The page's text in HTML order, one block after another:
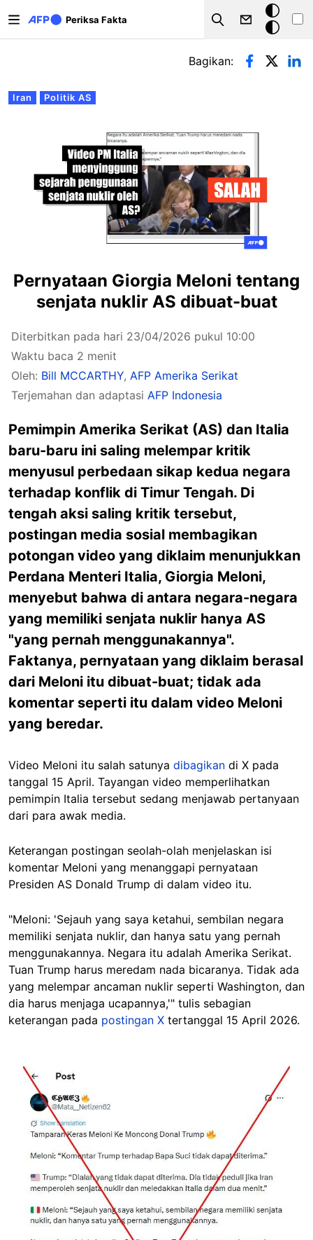
Periksa Fakta
Search
Mode
gelap
Tab primer
Iran Politik AS
Bagikan:
Pernyataan Giorgia Meloni tentang
senjata nuklir AS dibuat-buat
Diterbitkan pada hari 23/04/2026 pukul 10:00
Waktu baca 2 menit
Oleh: Bill MCCARTHY, AFP Amerika Serikat
Terjemahan dan adaptasi AFP Indonesia
Pemimpin Amerika Serikat (AS) dan Italia
baru-baru ini saling melempar kritik
menyusul perbedaan sikap kedua negara
terhadap konflik di Timur Tengah. Di
tengah aksi saling kritik tersebut,
postingan media sosial membagikan
potongan video yang diklaim menunjukkan
Perdana Menteri Italia, Giorgia Meloni,
menyebut bahwa di antara negara-negara
yang memiliki senjata nuklir hanya AS
"yang pernah menggunakannya".
Faktanya, pernyataan yang diklaim berasal
dari Meloni itu dibuat-buat; tidak ada
komentar seperti itu dalam video Meloni
yang beredar.
Video Meloni itu salah satunya dibagikan di X pada
tanggal 15 April. Tayangan video memperlihatkan
pemimpin Italia tersebut sedang menjawab pertanyaan
dari para awak media.
Keterangan postingan seolah-olah menjelaskan isi
komentar Meloni yang menanggapi pernyataan
Presiden AS Donald Trump di dalam video itu.
"Meloni: 'Sejauh yang saya ketahui, sembilan negara
memiliki senjata nuklir, dan hanya satu yang pernah
menggunakannya. Negara itu adalah Amerika Serikat.
Tuan Trump harus meredam nada bicaranya. Tidak ada
yang melempar ancaman nuklir seperti Washington, dan
dia harus menjaga ucapannya,'" tulis sebagian
keterangan pada postingan X tertanggal 15 April 2026.
Image